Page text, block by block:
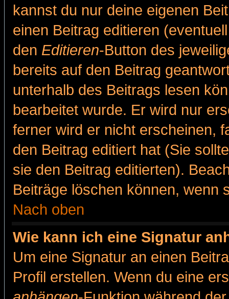
kannst du nur deine eigenen
einen Beitrag editieren
den Editieren-Button des
bereits auf den Beitrag
unterhalb des Beitrags lesen
bearbeitet wurde. Er wird nur
ferner wird er nicht erscheinen,
den Beitrag editiert hat (Sie
sie den Beitrag editierten).
Beiträge löschen können, wenn
Nach oben
Wie kann ich eine Signatur
Um eine Signatur an einen
Profil erstellen. Wenn du eine